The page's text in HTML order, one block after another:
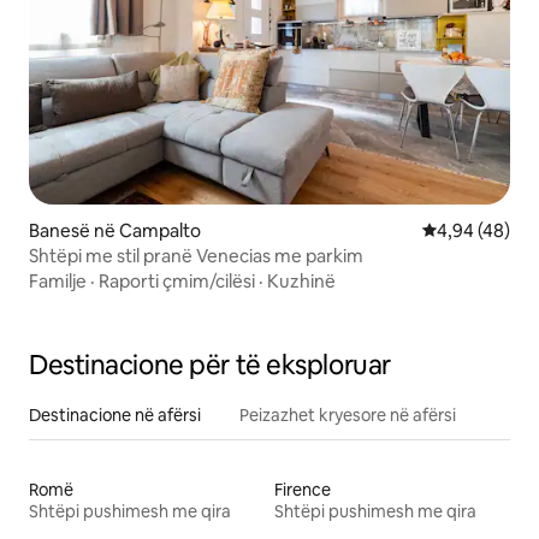
Banesë në Campalto Vlerësimi
4,94 (48)
Shtëpi me stil pranë Venecias me parkim
Familje · Raporti çmim/cilësi · Kuzhinë
Destinacione për të eksploruar
Destinacione në afërsi Peizazhet kryesore në afërsi
Romë
Shtëpi pushimesh me qira
Firence
Shtëpi pushimesh me qira